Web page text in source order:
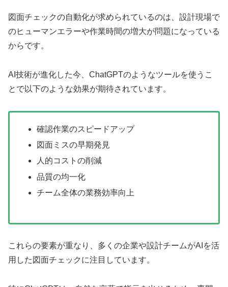
図面チェックの自動化が求められているのは、設計現場で
のヒューマンエラーや作業時間の増大が問題になっている
からです。
AI技術が進化した今、ChatGPTのようなツールを使うこ
とで以下のような効果が期待されています。
確認作業のスピードアップ
図面ミスの早期発見
人的コストの削減
品質の均一化
チーム全体の業務効率向上
これらの要素が重なり、多くの企業や設計チームがAIを活
用した図面チェックに注目しています。